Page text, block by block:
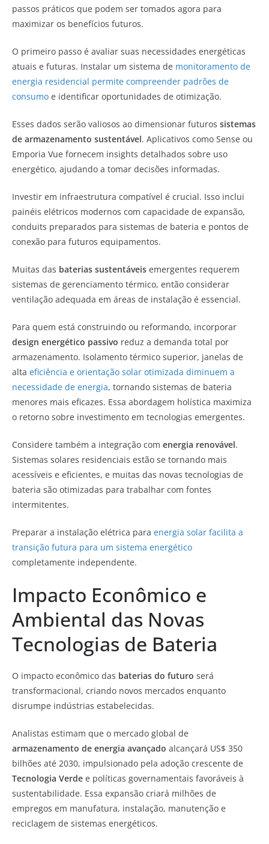
passos práticos que podem ser tomados agora para
maximizar os benefícios futuros.
O primeiro passo é avaliar suas necessidades energéticas
atuais e futuras. Instalar um sistema de monitoramento de
energia residencial permite compreender padrões de
consumo e identificar oportunidades de otimização.
Esses dados serão valiosos ao dimensionar futuros sistemas
de armazenamento sustentável. Aplicativos como Sense ou
Emporia Vue fornecem insights detalhados sobre uso
energético, ajudando a tomar decisões informadas.
Investir em infraestrutura compatível é crucial. Isso inclui
painéis elétricos modernos com capacidade de expansão,
conduits preparados para sistemas de bateria e pontos de
conexão para futuros equipamentos.
Muitas das baterias sustentáveis emergentes requerem
sistemas de gerenciamento térmico, então considerar
ventilação adequada em áreas de instalação é essencial.
Para quem está construindo ou reformando, incorporar
design energético passivo reduz a demanda total por
armazenamento. Isolamento térmico superior, janelas de
alta eficiência e orientação solar otimizada diminuem a
necessidade de energia, tornando sistemas de bateria
menores mais eficazes. Essa abordagem holística maximiza
o retorno sobre investimento em tecnologias emergentes.
Considere também a integração com energia renovável.
Sistemas solares residenciais estão se tornando mais
acessíveis e eficientes, e muitas das novas tecnologias de
bateria são otimizadas para trabalhar com fontes
intermitentes.
Preparar a instalação elétrica para energia solar facilita a
transição futura para um sistema energético
completamente independente.
Impacto Econômico e
Ambiental das Novas
Tecnologias de Bateria
O impacto econômico das baterias do futuro será
transformacional, criando novos mercados enquanto
disrumpe indústrias estabelecidas.
Analistas estimam que o mercado global de
armazenamento de energia avançado alcançará US$ 350
bilhões até 2030, impulsionado pela adoção crescente de
Tecnologia Verde e políticas governamentais favoráveis à
sustentabilidade. Essa expansão criará milhões de
empregos em manufatura, instalação, manutenção e
reciclagem de sistemas energéticos.